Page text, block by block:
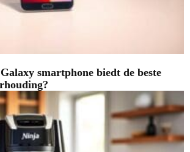
smartphone biedt de beste